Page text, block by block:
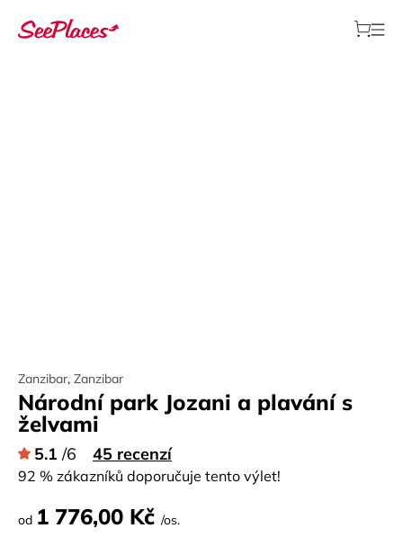
Zanzibar, Zanzibar
Národní park Jozani a plavání s
želvami
5.1 /6 45 recenzí
92 % zákazníků doporučuje tento výlet!
od 1 776,00 Kč /os.